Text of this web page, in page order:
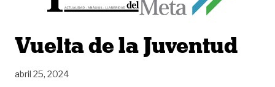
Vuelta de la Juventud
abril 25, 2024